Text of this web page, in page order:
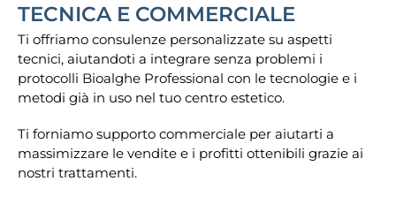
TECNICA E COMMERCIALE
Ti offriamo consulenze personalizzate su aspetti
tecnici, aiutandoti a integrare senza problemi i
protocolli Bioalghe Professional con le tecnologie e i
metodi già in uso nel tuo centro estetico.
Ti forniamo supporto commerciale per aiutarti a
massimizzare le vendite e i profitti ottenibili grazie ai
nostri trattamenti.